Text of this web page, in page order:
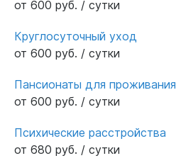
от 600 руб. / сутки
Круглосуточный уход
от 600 руб. / сутки
Пансионаты для проживания
от 600 руб. / сутки
Психические расстройства
от 680 руб. / сутки